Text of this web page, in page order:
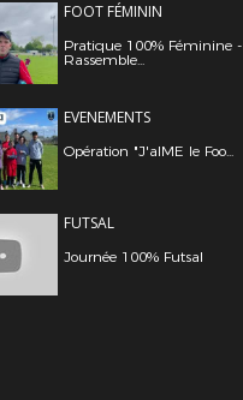
FOOT FÉMININ
Pratique 100% Féminine -
Rassemble...
EVENEMENTS
Opération "J'aIME le Foo...
FUTSAL
Journée 100% Futsal